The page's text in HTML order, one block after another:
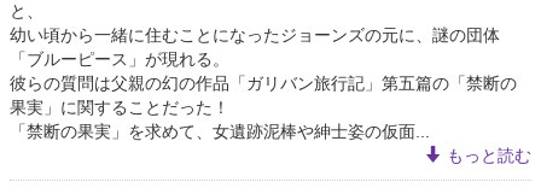
と、
幼い頃から一緒に住むことになったジョーンズの元に、謎の団体
「ブルーピース」が現れる。
彼らの質問は父親の幻の作品「ガリバン旅行記」第五篇の「禁断の
果実」に関することだった！
「禁断の果実」を求めて、女遺跡泥棒や紳士姿の仮面...
もっと読む